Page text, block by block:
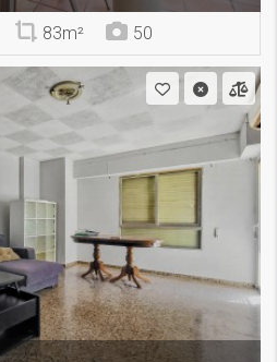
83m² 50